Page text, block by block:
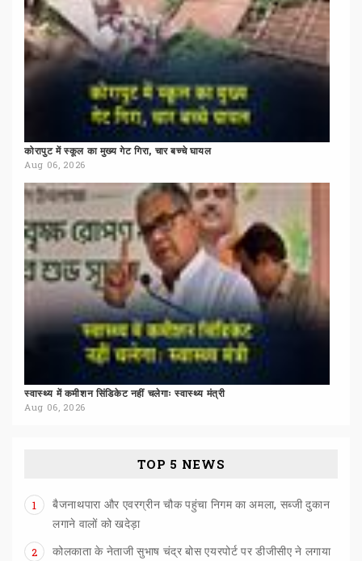
कोरापुट में स्कूल का मुख्य गेट गिरा, चार बच्चे घायल
Aug 06, 2026
स्वास्थ्य में कमीशन सिंडिकेट नहीं चलेगाः स्वास्थ्य मंत्री
Aug 06, 2026
TOP 5 NEWS
1
बैजनाथपारा और एवरग्रीन चौक पहुंचा निगम का अमला, सब्जी दुकान
लगाने वालों को खदेड़ा
2
कोलकाता के नेताजी सुभाष चंद्र बोस एयरपोर्ट पर डीजीसीए ने लगाया